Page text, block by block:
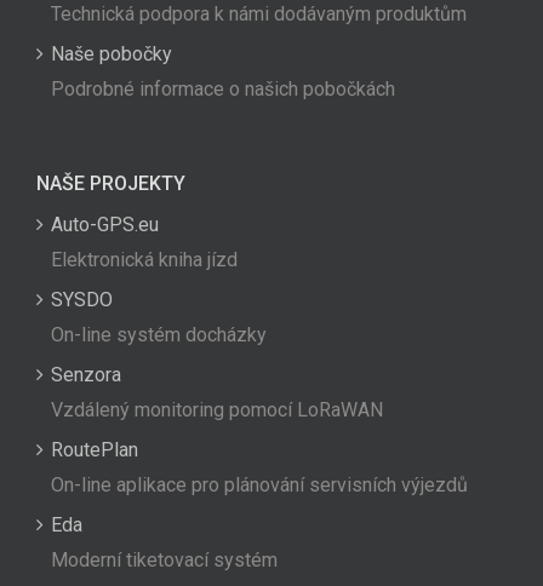
Technická podpora k námi dodávaným produktům
Naše pobočky
Podrobné informace o našich pobočkách
NAŠE PROJEKTY
Auto-GPS.eu
Elektronická kniha jízd
SYSDO
On-line systém docházky
Senzora
Vzdálený monitoring pomocí LoRaWAN
RoutePlan
On-line aplikace pro plánování servisních výjezdů
Eda
Moderní tiketovací systém